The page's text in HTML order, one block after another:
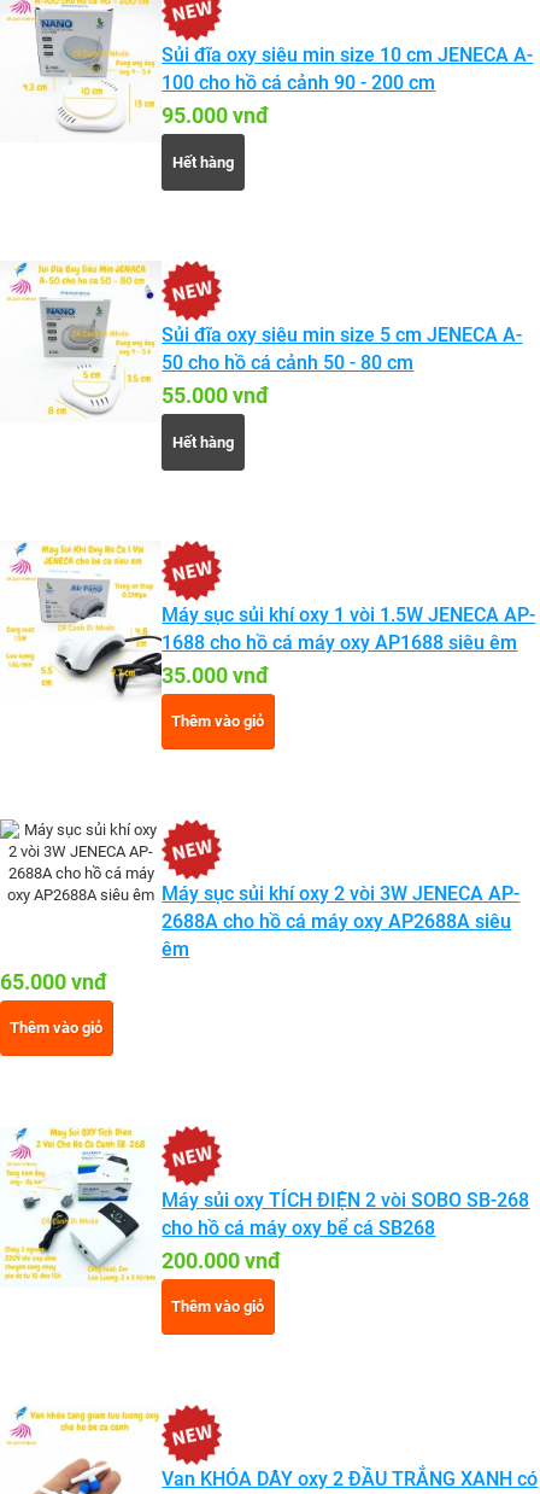
Sủi đĩa oxy siêu min size 10 cm JENECA A-
100 cho hồ cá cảnh 90 - 200 cm
95.000 vnđ
Hết hàng
Sủi đĩa oxy siêu min size 5 cm JENECA A-
50 cho hồ cá cảnh 50 - 80 cm
55.000 vnđ
Hết hàng
Máy sục sủi khí oxy 1 vòi 1.5W JENECA AP-
1688 cho hồ cá máy oxy AP1688 siêu êm
35.000 vnđ
Thêm vào giỏ
Máy sục sủi khí oxy 2 vòi 3W JENECA AP-
2688A cho hồ cá máy oxy AP2688A siêu
êm
65.000 vnđ
Thêm vào giỏ
Máy sủi oxy TÍCH ĐIỆN 2 vòi SOBO SB-268
cho hồ cá máy oxy bể cá SB268
200.000 vnđ
Thêm vào giỏ
Van KHÓA DÂY oxy 2 ĐẦU TRẮNG XANH có